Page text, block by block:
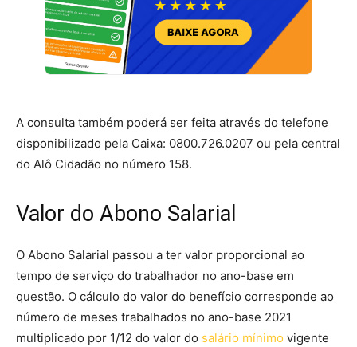
A consulta também poderá ser feita através do telefone
disponibilizado pela Caixa: 0800.726.0207 ou pela central
do Alô Cidadão no número 158.
Valor do Abono Salarial
O Abono Salarial passou a ter valor proporcional ao
tempo de serviço do trabalhador no ano-base em
questão. O cálculo do valor do benefício corresponde ao
número de meses trabalhados no ano-base 2021
multiplicado por 1/12 do valor do salário mínimo vigente